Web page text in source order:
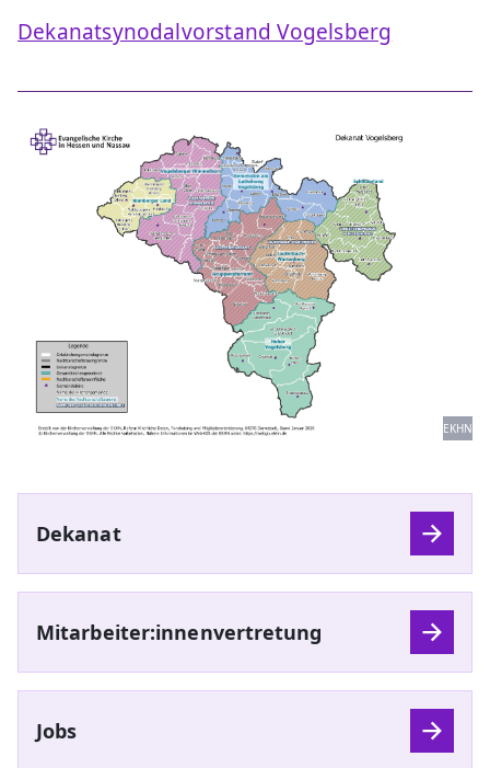
Dekanatsynodalvorstand Vogelsberg
EKHN
Dekanat
Mitarbeiter:innenvertretung
Jobs